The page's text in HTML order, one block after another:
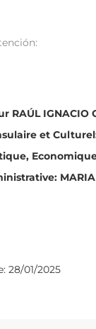
RAÚL IGNACIO
et
MARIA
28/01/2025